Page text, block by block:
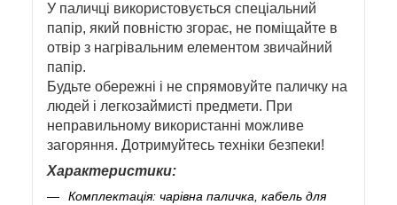
У паличці використовується спеціальний
папір, який повністю згорає, не поміщайте в
отвір з нагрівальним елементом звичайний
папір.
Будьте обережні і не спрямовуйте паличку на
людей і легкозаймисті предмети. При
неправильному використанні можливе
загоряння. Дотримуйтесь техніки безпеки!
Характеристики:
Комплектація: чарівна паличка, кабель для